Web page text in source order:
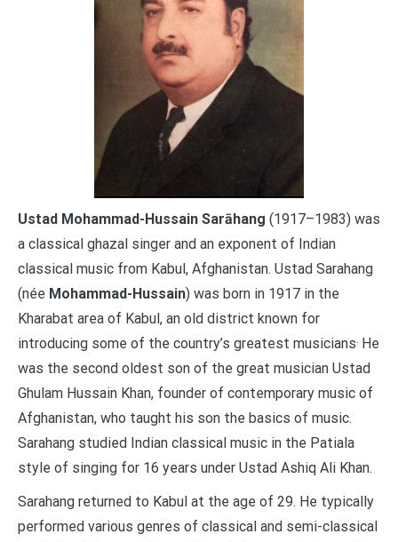
Ustad Mohammad-Hussain Sarāhang (1917–1983) was
a classical ghazal singer and an exponent of Indian
classical music from Kabul, Afghanistan. Ustad Sarahang
(née Mohammad-Hussain) was born in 1917 in the
Kharabat area of Kabul, an old district known for
introducing some of the country’s greatest musicians. He
was the second oldest son of the great musician Ustad
Ghulam Hussain Khan, founder of contemporary music of
Afghanistan, who taught his son the basics of music.
Sarahang studied Indian classical music in the Patiala
style of singing for 16 years under Ustad Ashiq Ali Khan.
Sarahang returned to Kabul at the age of 29. He typically
performed various genres of classical and semi-classical